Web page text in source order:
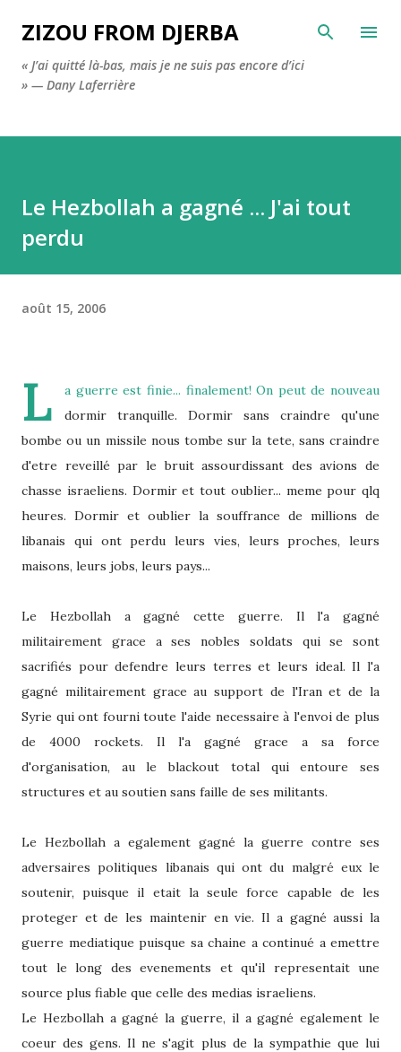
Accéder au contenu principal
ZIZOU FROM DJERBA
« J’ai quitté là-bas, mais je ne suis pas encore d’ici
» — Dany Laferrière
Le Hezbollah a gagné ... J'ai tout
perdu
août 15, 2006
L
a guerre est finie... finalement! On peut de nouveau
dormir tranquille. Dormir sans craindre qu'une
bombe ou un missile nous tombe sur la tete, sans craindre
d'etre reveillé par le bruit assourdissant des avions de
chasse israeliens. Dormir et tout oublier... meme pour qlq
heures. Dormir et oublier la souffrance de millions de
libanais qui ont perdu leurs vies, leurs proches, leurs
maisons, leurs jobs, leurs pays...
Le Hezbollah a gagné cette guerre. Il l'a gagné
militairement grace a ses nobles soldats qui se sont
sacrifiés pour defendre leurs terres et leurs ideal. Il l'a
gagné militairement grace au support de l'Iran et de la
Syrie qui ont fourni toute l'aide necessaire à l'envoi de plus
de 4000 rockets. Il l'a gagné grace a sa force
d'organisation, au le blackout total qui entoure ses
structures et au soutien sans faille de ses militants.
Le Hezbollah a egalement gagné la guerre contre ses
adversaires politiques libanais qui ont du malgré eux le
soutenir, puisque il etait la seule force capable de les
proteger et de les maintenir en vie. Il a gagné aussi la
guerre mediatique puisque sa chaine a continué a emettre
tout le long des evenements et qu'il representait une
source plus fiable que celle des medias israeliens.
Le Hezbollah a gagné la guerre, il a gagné egalement le
coeur des gens. Il ne s'agit plus de la sympathie que lui